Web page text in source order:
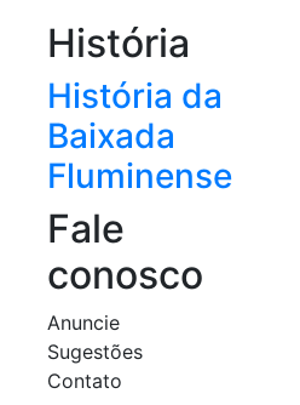
História
História da
Baixada
Fluminense
Fale
conosco
Anuncie
Sugestões
Contato